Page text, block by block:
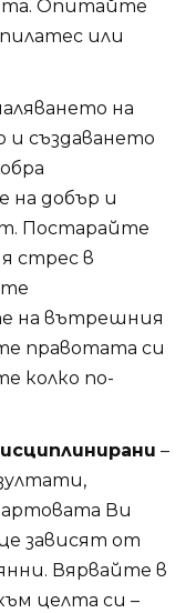
Опитайте
или
на
създаването
на добър и
Постарайте
стрес в
на вътрешния
правотата си
колко по-
–
Ви
зависят от
Вярвайте в
целта си –